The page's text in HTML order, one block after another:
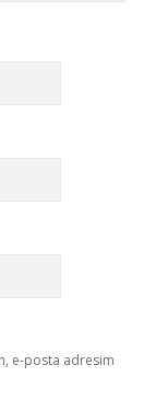
e-posta adresim